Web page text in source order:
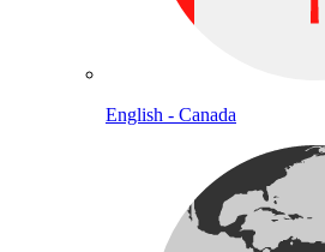
English - Canada